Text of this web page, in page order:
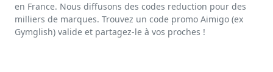
en France. Nous diffusons des codes reduction pour des
milliers de marques. Trouvez un code promo Aimigo (ex
Gymglish) valide et partagez-le à vos proches !